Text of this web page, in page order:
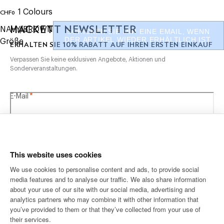
This website uses cookies
We use cookies to personalise content and ads, to provide social
media features and to analyse our traffic. We also share information
about your use of our site with our social media, advertising and
analytics partners who may combine it with other information that
you’ve provided to them or that they’ve collected from your use of
their services.
- Trolley-System mit beliebiger Stoppfunktion
- Integrierte TSA-zugelassene Schlösser
- Nahtlose 360° Hinomoto geräuscharme Spinnerräder
- Modulares Innenraumdesign umfasst 2 Sets von
- 2 schmale Innentaschen mit Reißverschluss
- Höhe: 79,6 cm (31,3 Zoll)
PFLEGE
Do Not Wash
Do Not Bleach
Do Not Tumble Dry
Do Not Iron
CHF0
aktueller Preis CHF0
1 Colours
NAVY/BROWN
Größe
SCHICKEN SIE MIR EINE EMAIL, WENN
DER ARTIKEL WIEDER ERHÄLTLICH IST.
HACKETT NEWSLETTER
ERHALTEN SIE 10% RABATT AUF IHREN ERSTEN EINKAUF
Verpassen Sie keine exklusiven Angebote, Aktionen und
Sonderveranstaltungen.
E-Mail *
VERSAND NACH
Schweiz Ändern
SPRACHE